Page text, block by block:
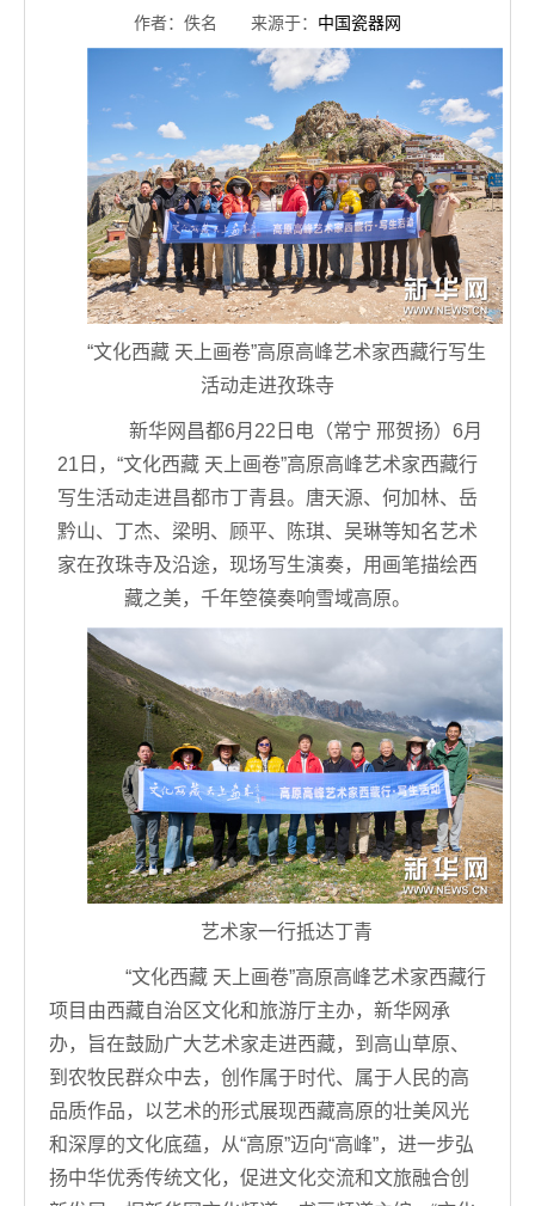
作者：佚名 来源于： 中国瓷器网
“文化西藏 天上画卷”高原高峰艺术家西藏行写生
活动走进孜珠寺
新华网昌都6月22日电（常宁 邢贺扬）6月
21日，“文化西藏 天上画卷”高原高峰艺术家西藏行
写生活动走进昌都市丁青县。唐天源、何加林、岳
黔山、丁杰、梁明、顾平、陈琪、吴琳等知名艺术
家在孜珠寺及沿途，现场写生演奏，用画笔描绘西
藏之美，千年箜篌奏响雪域高原。
艺术家一行抵达丁青
“文化西藏 天上画卷”高原高峰艺术家西藏行
项目由西藏自治区文化和旅游厅主办，新华网承
办，旨在鼓励广大艺术家走进西藏，到高山草原、
到农牧民群众中去，创作属于时代、属于人民的高
品质作品，以艺术的形式展现西藏高原的壮美风光
和深厚的文化底蕴，从“高原”迈向“高峰”，进一步弘
扬中华优秀传统文化，促进文化交流和文旅融合创